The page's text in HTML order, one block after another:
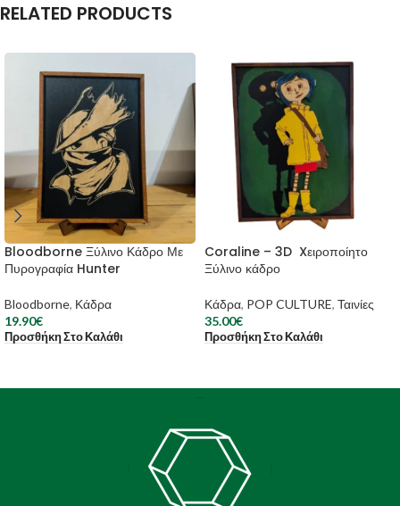
RELATED PRODUCTS
Bloodborne Ξύλινο Κάδρο Με
Πυρογραφία Hunter
Bloodborne, Κάδρα
19.90€
Προσθήκη Στο Καλάθι
Coraline – 3D Xειροποίητο
Ξύλινο κάδρο
Κάδρα, POP CULTURE, Ταινίες
35.00€
Προσθήκη Στο Καλάθι